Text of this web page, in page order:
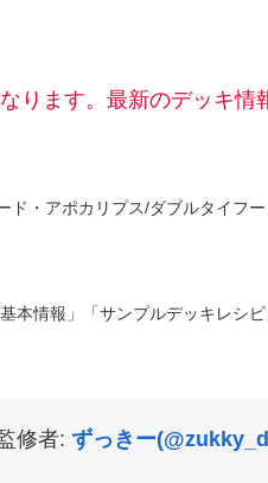
ります。最新のデッキ情
ド・アポカリプス/ダブルタイフ
本情報」「サンプルデッキレシ
修者:ずっきー